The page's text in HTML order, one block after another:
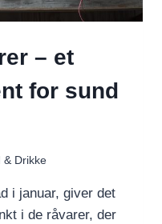
– et
for sund
& Drikke
i januar, giver det
i de råvarer, der